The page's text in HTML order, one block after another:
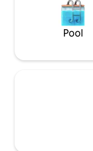
Pool